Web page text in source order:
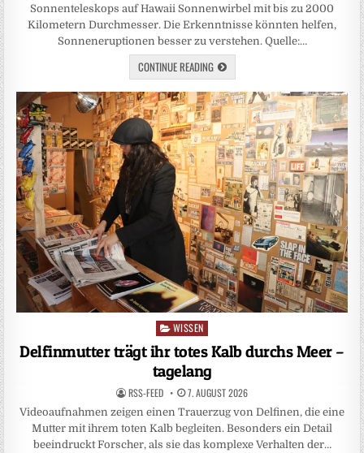
Sonnenteleskops auf Hawaii Sonnenwirbel mit bis zu 2000
Kilometern Durchmesser. Die Erkenntnisse könnten helfen,
Sonneneruptionen besser zu verstehen. Quelle:…
CONTINUE READING
Posted
in
WISSEN
Delfinmutter trägt ihr totes Kalb durchs Meer –
tagelang
RSS-FEED 7. AUGUST 2026
Videoaufnahmen zeigen einen Trauerzug von Delfinen, die eine
Mutter mit ihrem toten Kalb begleiten. Besonders ein Detail
beeindruckt Forscher, als sie das komplexe Verhalten der…